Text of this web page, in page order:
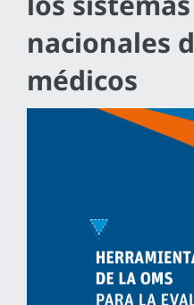
nacionales
médicos